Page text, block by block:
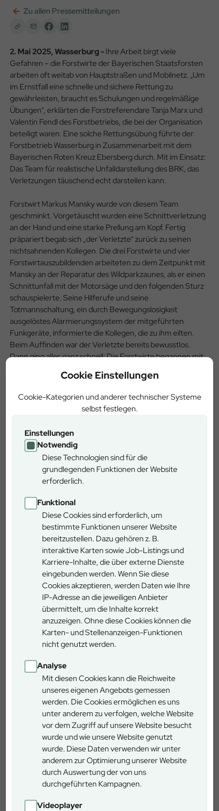
Cookie Einstellungen
Cookie-Kategorien und anderer technischer Systeme
selbst festlegen.
Einstellungen
Notwendig
Diese Technologien sind für die
grundlegenden Funktionen der Website
erforderlich.
Funktional
Diese Cookies sind erforderlich, um
bestimmte Funktionen unserer Website
bereitzustellen. Dazu gehören z. B.
interaktive Karten sowie Job-Listings und
Karriere-Inhalte, die über externe Dienste
eingebunden werden. Wenn Sie diese
Cookies akzeptieren, werden Daten wie Ihre
IP-Adresse an die jeweiligen Anbieter
übermittelt, um die Inhalte korrekt
anzuzeigen. Ohne diese Cookies können die
Karten- und Stellenanzeigen-Funktionen
nicht genutzt werden.
Analyse
Mit diesen Cookies kann die Reichweite
unseres eigenen Angebots gemessen
werden. Die Cookies ermöglichen es uns
unter anderem zu verfolgen, welche Website
vor dem Zugriff auf unsere Website besucht
wurde und wie unsere Website genutzt
wurde. Diese Daten verwenden wir unter
anderem zur Optimierung unserer Website
durch Auswertung der von uns
durchgeführten Kampagnen.
Videoplayer
Zu allen Pressemitteilungen
2. Mai 2025, Wasserburg -Ihre Arbeit birgt viele
Gefahren – die Forstwirte der Bayerischen Staatsforsten
arbeiten oft weitab von Hauptstraßen und Mobilnetz. „Um
im Ernstfall eine schnelle und sichere Rettung zu
gewährleisten, braucht es Schulungen und regelmäßige
Übungen“, erklärten die Forstreferendare Tanja Marx und
Valentin Fendl des Forstbetriebs, die bei der Organisation
beteiligt waren. Eine solche Rettungsübung führte der
Forstbetrieb Wasserburg in Zusammenarbeit mit dem
Bayerischen Roten Kreuz Ebersberg durch. Mit im Einsatz:
Das Team für realistische Unfalldarstellung des BRK, das
Verletzungen täuschend echt darstellen kann.
Forstwirt Markus Mansky wurde von diesem Team
geschminkt. Vorgetäuscht wurden eine Schnittverletzung
an der Hand und eine starke Prellung am Kopf. Fertig
präpariert begab sich „der Verletzte“ zurück zu seinen
nichtsahnenden Kollegen. Die drei Forstwirte und vier
Forstwirtauszubildenden arbeiteten zu dem Zeitpunkt mit
Mansky an der Reparatur des Wildparkzaunes, als er einen
Schnittunfall mit der Motorsäge und den folgenden Sturz
schauspielerte. Seine Hilferufe und seine
Totmannschaltung, ein durch Bewegungslosigkeit
ausgelöstes Alarmierungssystem der mitgeführten
Funkgeräte, informierte die Kollegen, die zu ihm eilten.
Beim Auffinden war der Verletzte bereits bewusstlos.
Dann ging alles ganz schnell: Die Forstwirte begannen mit
Integrierten Leitstelle ab und schafften einen Zugang zur
Unfallstelle, die vom der Waldstraße durch den hohen Zaun
getrennt war. Einer von ihnen machte sich umgehend auf
den Weg, um die alarmierten Hilfskräfte vom nächsten
führen. Elf Minuten nach dem Notruf traf der
Rettungswagen mit zwei Notfallsanitätern und zwei
Auszubildenden im Rettungsdienst beim Verletzten ein.
Ab diesem Zeitpunkt übernahmen die Rettungskräfte die
Versorgung des Verunfallten und bereiteten den
Transport ins Krankenhaus vor.
Ende gut, alles gut. Oder? Ja, das bestätigte auch der
Rettungsdienst in der abschließenden Besprechung mit
allen Beteiligten und Organisatoren. Karl Mertl,
Praxisanleiter beim BRK, erklärte: „Die Versorgung des
Verletzten bis zum Eintreffen des Rettungsdienstes war
gewährleistet und sowohl Notruf als auch die Führung des
Rettungswagens hatten vorbildlich funktioniert“. Aber es
gibt auch Lehren, die man aus der Übung ziehen kann.
Etwa ein auf Karten nicht ganz korrekt eingezeichneter
Rettungspunkt oder Schulungsbedarf an bestimmten
Elementen der Erste-Hilfe-Ausrüstung. Ein Erfolg auf
ganzer Linie also, sowohl für die Mitarbeiter als auch die
Auszubildenden. Trotz sehr guter Zusammenarbeit
zwischen BRK und Bayerischen Staatsforsten
verabschiedete sich ein Notfallsanitäter mit den Worten:
„Ich hoffe, man sieht sich immer nur bei Übungen!“.